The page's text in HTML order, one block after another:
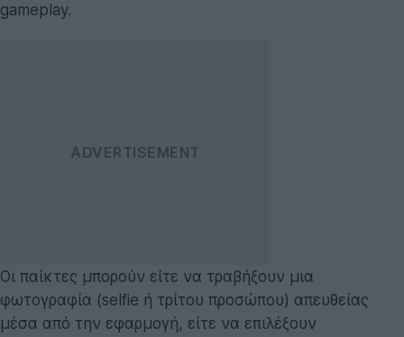
gameplay.
Οι παίκτες μπορούν είτε να τραβήξουν μια
φωτογραφία (selfie ή τρίτου προσώπου) απευθείας
μέσα από την εφαρμογή, είτε να επιλέξουν